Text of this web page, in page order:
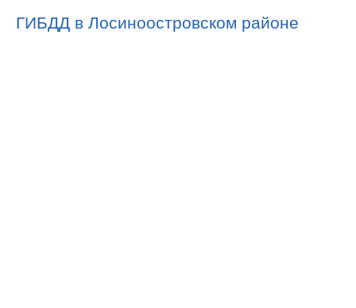
ГИБДД в Лосиноостровском районе